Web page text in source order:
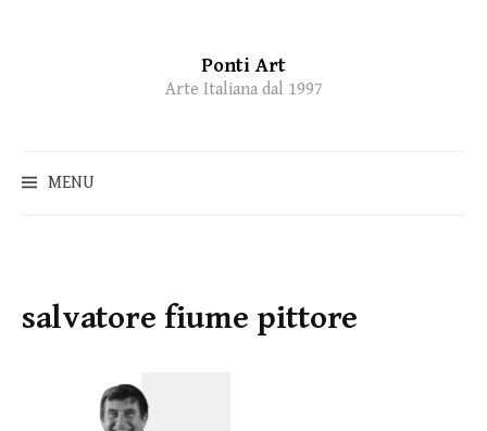
Ponti Art
Arte Italiana dal 1997
MENU
salvatore fiume pittore